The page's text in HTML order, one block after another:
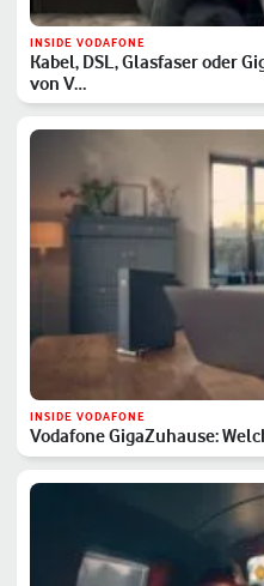
INSIDE VODAFONE
Kabel, DSL, Glasfaser oder
von V…
INSIDE VODAFONE
Vodafone GigaZuhause: